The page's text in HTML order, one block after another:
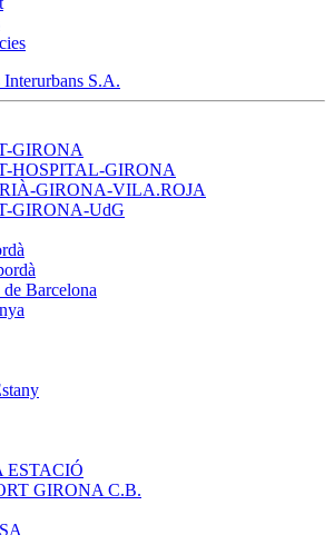
GIRONA
HOSPITAL-GIRONA
GIRONA-VILA.ROJA
GIRONA-UdG
Barcelona
ESTACIÓ
GIRONA C.B.